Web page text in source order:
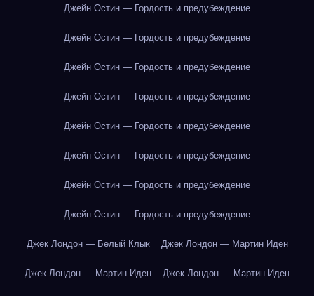
Джейн Остин — Гордость и предубеждение
Джейн Остин — Гордость и предубеждение
Джейн Остин — Гордость и предубеждение
Джейн Остин — Гордость и предубеждение
Джейн Остин — Гордость и предубеждение
Джейн Остин — Гордость и предубеждение
Джейн Остин — Гордость и предубеждение
Джейн Остин — Гордость и предубеждение
Джек Лондон — Белый Клык Джек Лондон — Мартин Иден
Джек Лондон — Мартин Иден Джек Лондон — Мартин Иден